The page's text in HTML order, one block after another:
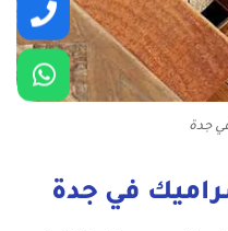
جدة
في جدة